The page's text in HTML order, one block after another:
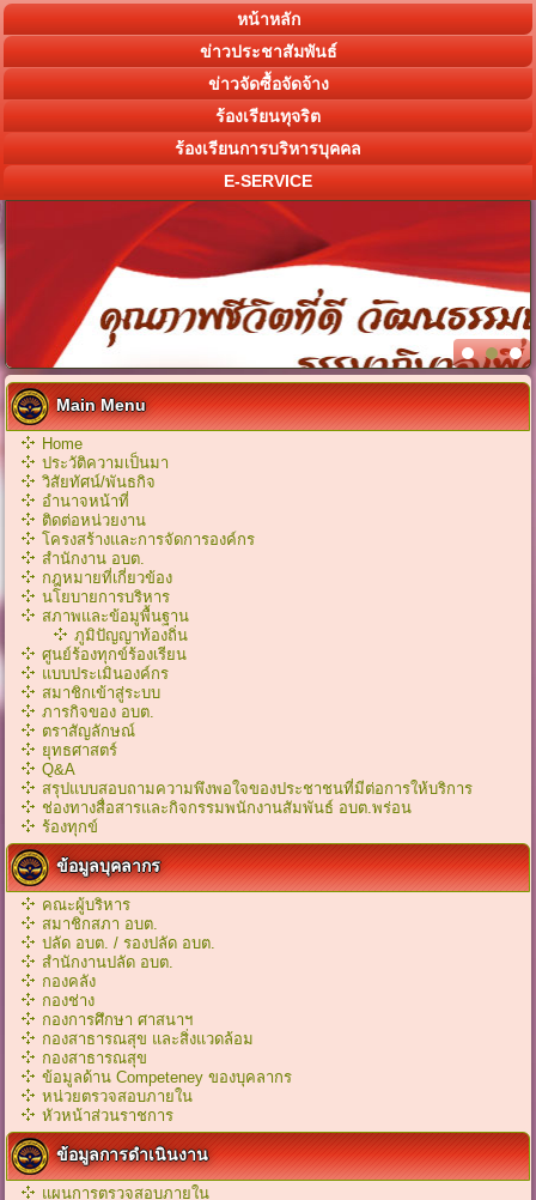
หน้าหลัก
ข่าวประชาสัมพันธ์
ข่าวจัดซื้อจัดจ้าง
ร้องเรียนทุจริต
ร้องเรียนการบริหารบุคคล
E-SERVICE
Main Menu
Home
ประวัติความเป็นมา
วิสัยทัศน์/พันธกิจ
อำนาจหน้าที่
ติดต่อหน่วยงาน
โครงสร้างและการจัดการองค์กร
สำนักงาน อบต.
กฎหมายที่เกี่ยวข้อง
นโยบายการบริหาร
สภาพและข้อมูพื้นฐาน
ภูมิปัญญาท้องถิ่น
ศูนย์ร้องทุกข์ร้องเรียน
แบบประเมินองค์กร
สมาชิกเข้าสู่ระบบ
ภารกิจของ อบต.
ตราสัญลักษณ์
ยุทธศาสตร์
Q&A
สรุปแบบสอบถามความพึงพอใจของประชาชนที่มีต่อการให้บริการ
ช่องทางสื่อสารและกิจกรรมพนักงานสัมพันธ์ อบต.พร่อน
ร้องทุกข์
ข้อมูลบุคลากร
คณะผู้บริหาร
สมาชิกสภา อบต.
ปลัด อบต. / รองปลัด อบต.
สำนักงานปลัด อบต.
กองคลัง
กองช่าง
กองการศึกษา ศาสนาฯ
กองสาธารณสุข และสิ่งแวดล้อม
กองสาธารณสุข
ข้อมูลด้าน Competeney ของบุคลากร
หน่วยตรวจสอบภายใน
หัวหน้าส่วนราชการ
ข้อมูลการดำเนินงาน
แผนการตรวจสอบภายใน